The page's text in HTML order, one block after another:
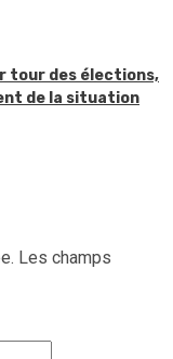
tour des élections,
de la situation
Les champs